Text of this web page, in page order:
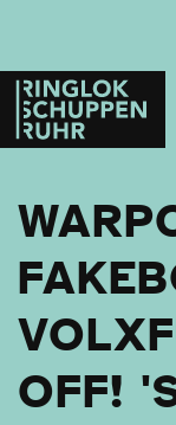
Ringlokschuppen
Ruhr
OFF!